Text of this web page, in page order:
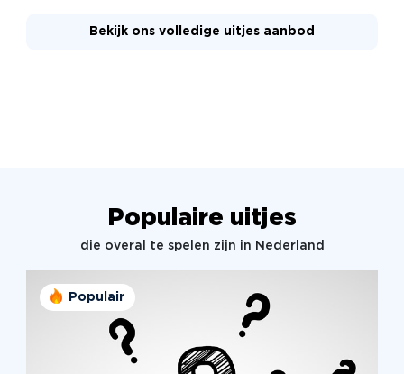
Bekijk ons volledige uitjes aanbod
Populaire uitjes
die overal te spelen zijn in Nederland
Populair